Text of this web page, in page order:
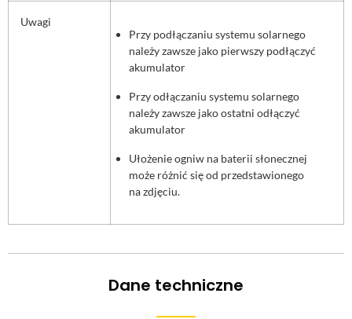
Uwagi
Przy podłączaniu systemu solarnego
należy zawsze jako pierwszy podłączyć
akumulator
Przy odłączaniu systemu solarnego
należy zawsze jako ostatni odłączyć
akumulator
Ułożenie ogniw na baterii słonecznej
może różnić się od przedstawionego
na zdjęciu.
Dane techniczne